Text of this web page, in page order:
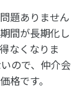
題ありません
間が長期化し
なくなりま
ので、仲介会
格です。